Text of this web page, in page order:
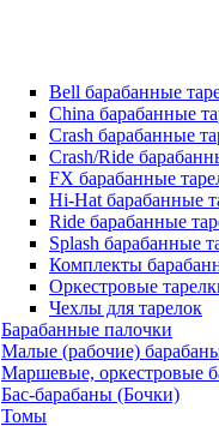
Bell барабанные
China барабанные
Crash барабанные
Crash/Ride
FX барабанные
Hi-Hat барабанные
Ride барабанные
Splash барабанные
Комплекты
Оркестровые
Чехлы для тарелок
Барабанные палочки
Малые (рабочие)
Маршевые, оркестровые
Бас-барабаны (Бочки)
Томы